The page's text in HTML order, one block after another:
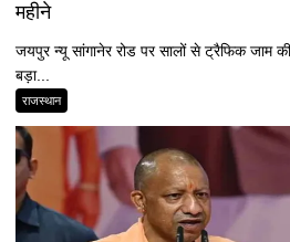
महीने
जयपुर न्यू सांगानेर रोड पर सालों से ट्रैफिक जाम
बड़ा...
राजस्थान